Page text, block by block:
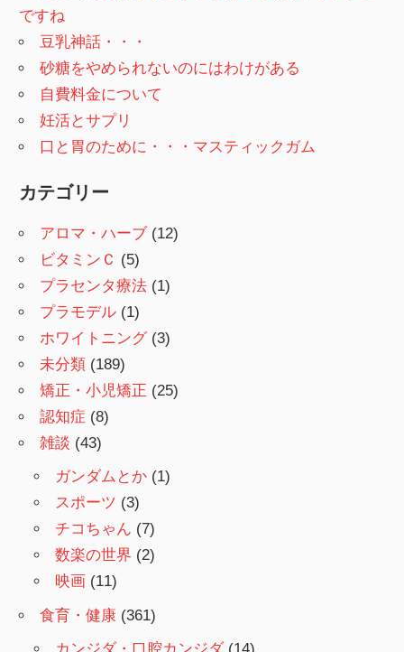
ですね
豆乳神話・・・
砂糖をやめられないのにはわけがある
自費料金について
妊活とサプリ
口と胃のために・・・マスティックガム
カテゴリー
アロマ・ハーブ(12)
ビタミンＣ (5)
プラセンタ療法 (1)
プラモデル (1)
ホワイトニング(3)
未分類 (189)
矯正・小児矯正 (25)
認知症 (8)
雑談 (43)
ガンダムとか (1)
スポーツ (3)
チコちゃん (7)
数楽の世界 (2)
映画 (11)
食育・健康 (361)